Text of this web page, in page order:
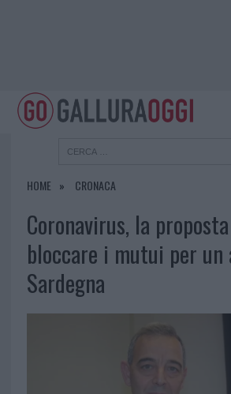
HOME CRONACA
Coronavirus, la
bloccare i mutui per un
Sardegna